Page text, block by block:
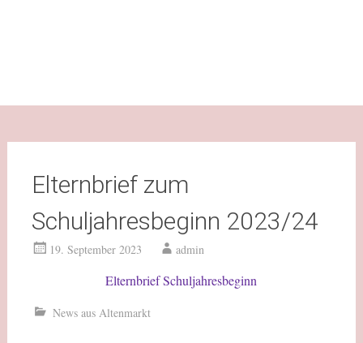
Elternbrief zum
Schuljahresbeginn 2023/24
19. September 2023 admin
Elternbrief Schuljahresbeginn
News aus Altenmarkt